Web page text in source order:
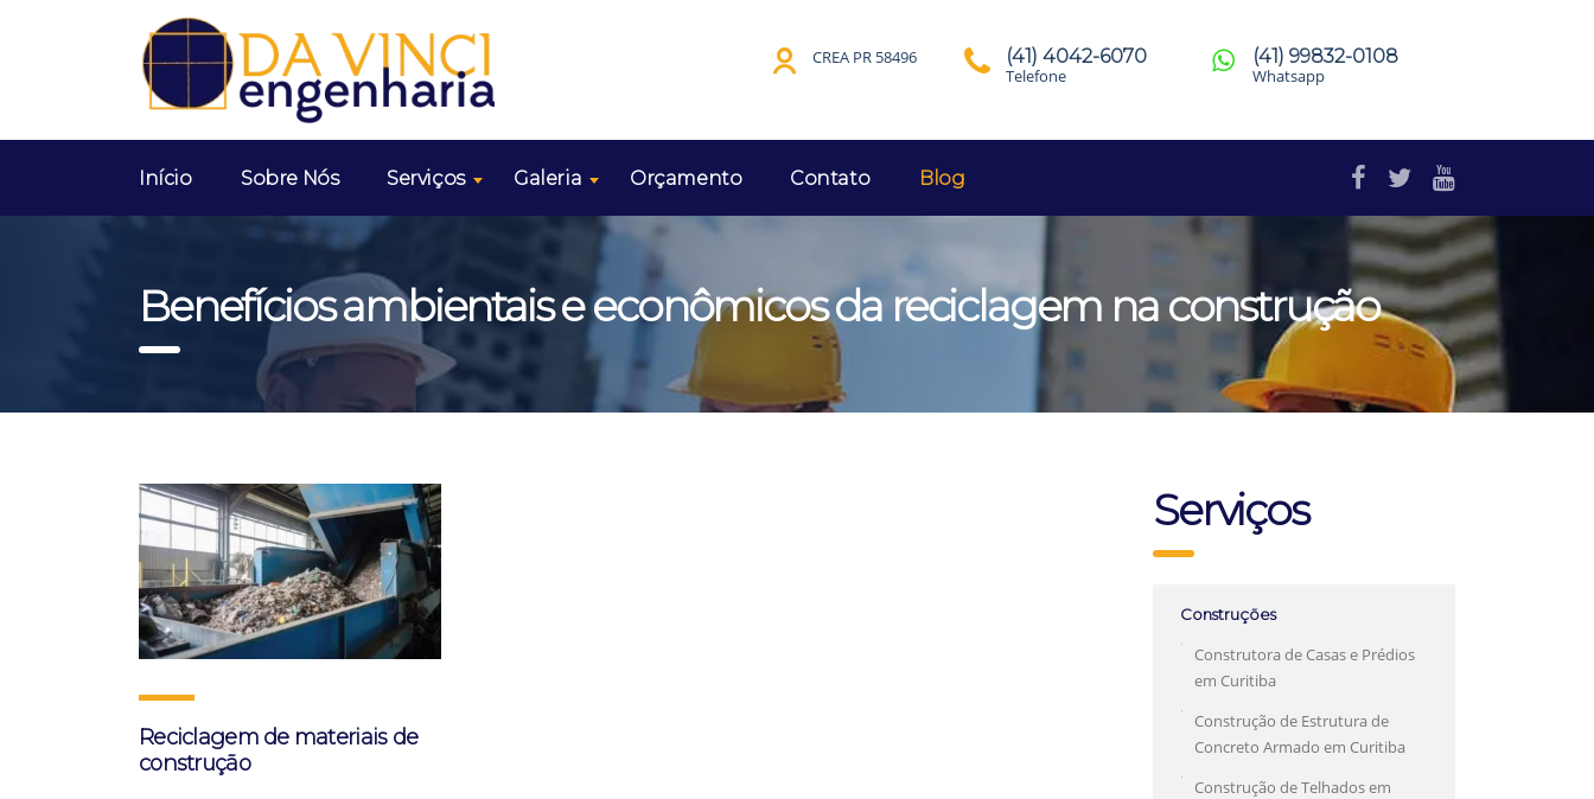
(41) 99832-0108
Whatsapp
(41) 4042-6070
Telefone
CREA PR 58496
Início Sobre Nós Serviços Galeria Orçamento Contato Blog
Benefícios ambientais e econômicos da reciclagem na construção
Reciclagem de materiais de
construção
Serviços
Construções
Construtora de Casas e Prédios
em Curitiba
Construção de Estrutura de
Concreto Armado em Curitiba
Construção de Telhados em